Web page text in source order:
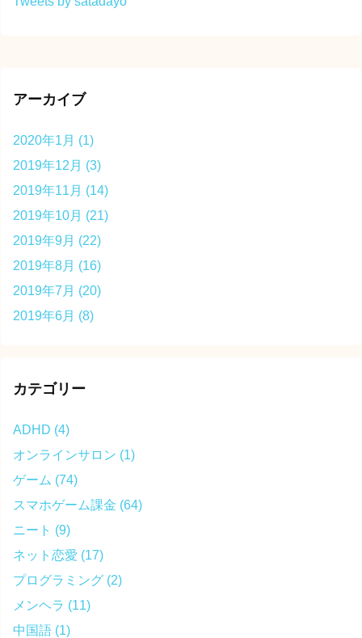
アーカイブ
2020年1月 (1)
2019年12月 (3)
2019年11月 (14)
2019年10月 (21)
2019年9月 (22)
2019年8月 (16)
2019年7月 (20)
2019年6月 (8)
カテゴリー
ADHD (4)
オンラインサロン (1)
ゲーム (74)
スマホゲーム課金 (64)
ニート (9)
ネット恋愛 (17)
プログラミング (2)
メンヘラ (11)
中国語 (1)